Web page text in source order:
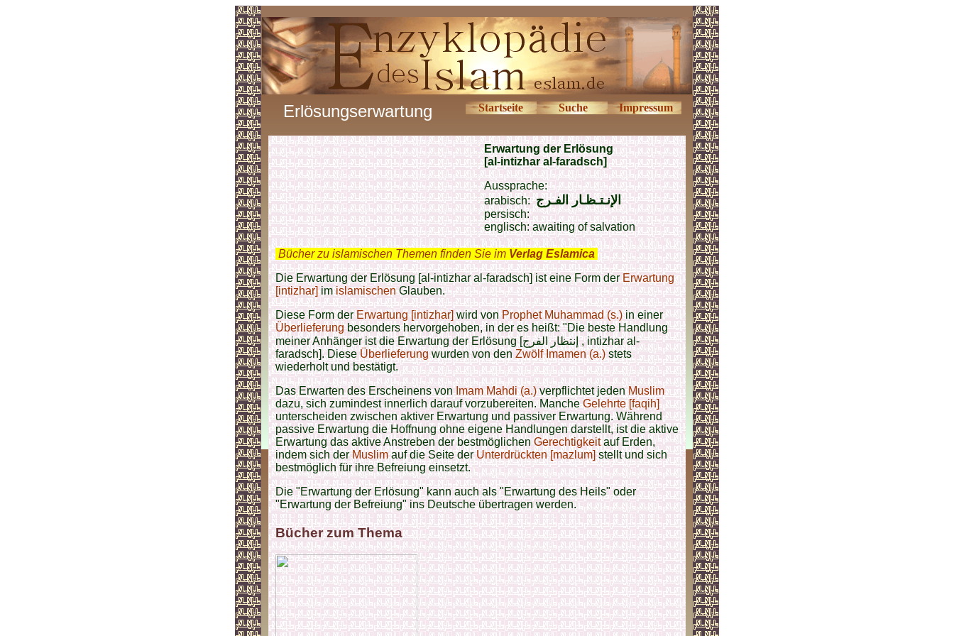
Erlösungserwartung Startseite Suche Impressum
Erwartung der Erlösung
[al-intizhar al-faradsch]
Aussprache:
arabisch:الإنـتـظـار الفـرج
persisch:
englisch: awaiting of salvation
Bücher zu islamischen Themen finden Sie im Verlag Eslamica
Die Erwartung der Erlösung [al-intizhar al-faradsch] ist eine Form derErwartung
[intizhar]imislamischenGlauben.
Diese Form derErwartung [intizhar]wird vonProphet Muhammad (s.)in einer
Überlieferungbesonders hervorgehoben, in der es heißt: "Die beste Handlung
meiner Anhänger ist die Erwartung der Erlösung [إنتظار الفرج , intizhar al-
faradsch]. DieseÜberlieferungwurden von denZwölf Imamen (a.)stets
wiederholt und bestätigt.
Das Erwarten des Erscheinens vonImam Mahdi (a.)verpflichtet jedenMuslim
dazu, sich zumindest innerlich darauf vorzubereiten. MancheGelehrte [faqih]
unterscheiden zwischen aktiver Erwartung und passiver Erwartung. Während
passive Erwartung die Hoffnung ohne eigene Handlungen darstellt, ist die aktive
Erwartung das aktive Anstreben der bestmöglichenGerechtigkeitauf Erden,
indem sich derMuslimauf die Seite derUnterdrückten [mazlum]stellt und sich
bestmöglich für ihre Befreiung einsetzt.
Die "Erwartung der Erlösung" kann auch als "Erwartung des Heils" oder
"Erwartung der Befreiung" ins Deutsche übertragen werden.
Bücher zum Thema